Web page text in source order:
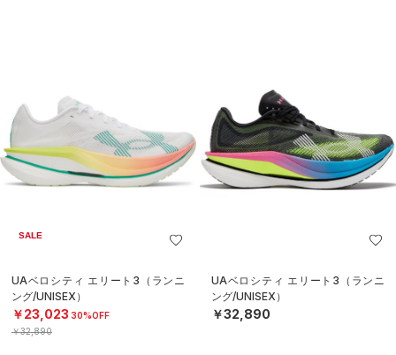
SALE
UAベロシティ エリート3（ランニ
ング/UNISEX）
￥23,023 30%OFF
￥32,890
UAベロシティ エリート3（ランニ
ング/UNISEX）
￥32,890